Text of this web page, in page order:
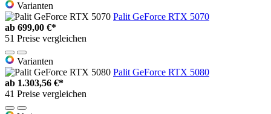
Varianten
Palit GeForce RTX 5070
ab 699,00 €*
51 Preise vergleichen
Varianten
Palit GeForce RTX 5080
ab 1.303,56 €*
41 Preise vergleichen